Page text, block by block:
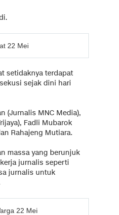
22 Mei
setidaknya terdapat
sejak dini hari
(Jurnalis MNC Media),
Fadli Mubarok
Rahajeng Mutiara.
massa yang berunjuk
jurnalis seperti
jurnalis untuk
22 Mei